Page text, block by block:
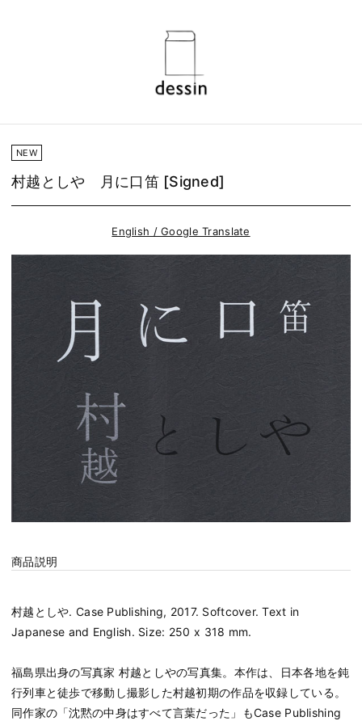
NEW
村越としや 月に口笛 [Signed]
English / Google Translate
商品説明
村越としや. Case Publishing, 2017. Softcover. Text in
Japanese and English. Size: 250 x 318 mm.
福島県出身の写真家 村越としやの写真集。本作は、日本各地を鈍
行列車と徒歩で移動し撮影した村越初期の作品を収録している。
同作家の「沈黙の中身はすべて言葉だった」もCase Publishing